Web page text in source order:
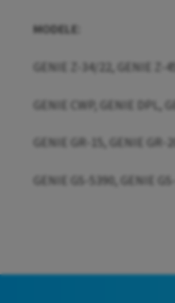
MODELE:
GENIE Z-34/22, GENIE Z-
GENIE CWP, GENIE DPL,
GENIE GR-15, GENIE GR-
GENIE GS-5390, GENIE